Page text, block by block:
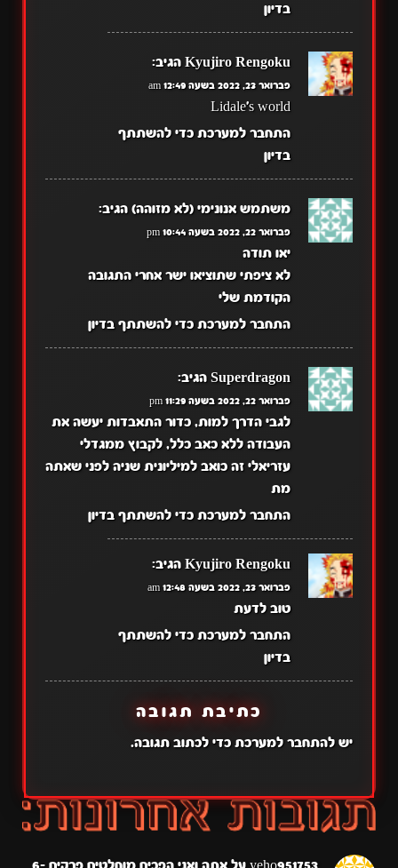
בדיון
Kyujiro Rengoku הגיב:
פברואר 23, 2022 בשעה 12:49 am
Lidale's world
התחבר למערכת כדי להשתתף
בדיון
משתמש אנונימי (לא מזוהה) הגיב:
פברואר 22, 2022 בשעה 10:44 pm
יאו תודה
לא ציפתי שתוציאו ישר אחרי התגובה
הקודמת שלי
התחבר למערכת כדי להשתתף בדיון
Superdragon הגיב:
פברואר 22, 2022 בשעה 11:29 pm
לגבי הדרך למות, כדור התאבדות יעשה את
העבודה ללא כאב כלל, לקבוץ ממגדלי
עזריאלי זה כואב למיליונית שניה לפני שאתה
מת
התחבר למערכת כדי להשתתף בדיון
Kyujiro Rengoku הגיב:
פברואר 23, 2022 בשעה 12:48 am
טוב לדעת
התחבר למערכת כדי להשתתף
בדיון
כתיבת תגובה
יש להתחבר למערכתכדי לכתוב תגובה.